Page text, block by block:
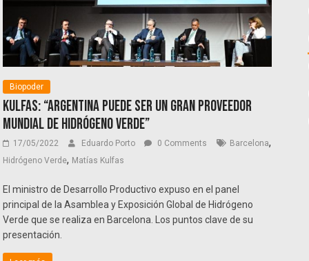
Biopoder
Kulfas: “Argentina puede ser un gran proveedor
mundial de hidrógeno verde”
17/05/2022 Eduardo Porto 0 Comments Barcelona,
Hidrógeno Verde, Matías Kulfas
El ministro de Desarrollo Productivo expuso en el panel
principal de la Asamblea y Exposición Global de Hidrógeno
Verde que se realiza en Barcelona. Los puntos clave de su
presentación.